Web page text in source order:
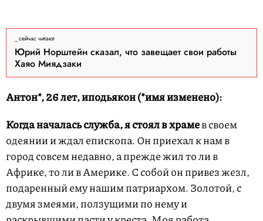
сейчас читают
Юрий Норштейн сказал, что завещает свои работы
Хаяо Миядзаки
Антон*, 26 лет, иподьякон (*имя изменено):
Когда началась служба, я стоял в храмев своем
одеянии и ждал епископа. Он приехал к нам в
город совсем недавно, а прежде жил то ли в
Африке, то ли в Америке. С собой он привез жезл,
подаренный ему нашим патриархом. Золотой, с
двумя змеями, ползущими по нему и